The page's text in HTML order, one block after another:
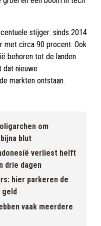
stijger: sinds 2014
met circa 90 procent. Ook
behoren tot de landen
nieuwe
markten ontstaan.
om
blut
verliest helft
drie dagen
hier parkeren de
vaak meerdere